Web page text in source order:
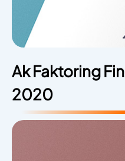
Ak Faktoring
2020